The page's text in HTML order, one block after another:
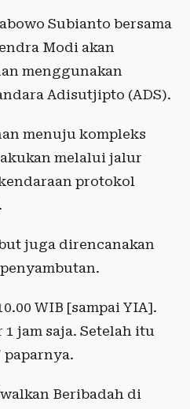
Subianto bersama
Modi akan
menggunakan
Adisutjipto (ADS).
menuju kompleks
melalui jalur
protokol
juga direncanakan
WIB [sampai YIA].
jam saja. Setelah itu
paparnya.
Beribadah di